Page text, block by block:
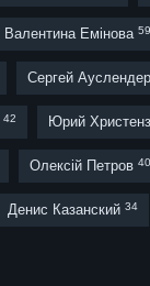
Валентина Емінова 59
Сергей Ауслендер
42 Юрий
Олексій Петров 40
Денис Казанский 34